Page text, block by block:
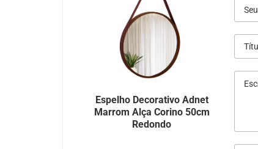
Espelho Decorativo Adnet
Marrom Alça Corino 50cm
Redondo